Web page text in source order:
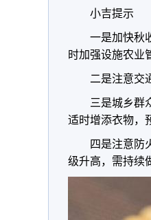
小吉提示
一是加快秋
时加强设施农业
二是注意交
三是城乡群
适时增添衣物，
四是注意防
级升高，需持续